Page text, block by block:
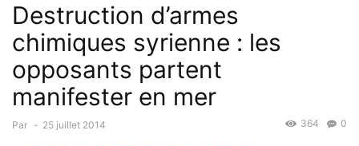
Destruction d’armes
chimiques syrienne : les
opposants partent
manifester en mer
Par - 25 juillet 2014 0
364